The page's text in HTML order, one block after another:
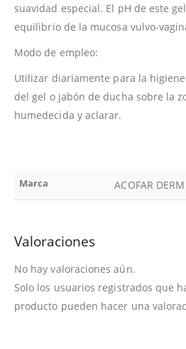
suavidad especial. El pH de este
equilibrio de la mucosa vulvo-
Modo de empleo:
Utilizar diariamente para la
del gel o jabón de ducha sobre la
humedecida y aclarar.
Marca ACOFAR DERM
Valoraciones
No hay valoraciones aún.
Solo los usuarios registrados que
producto pueden hacer una